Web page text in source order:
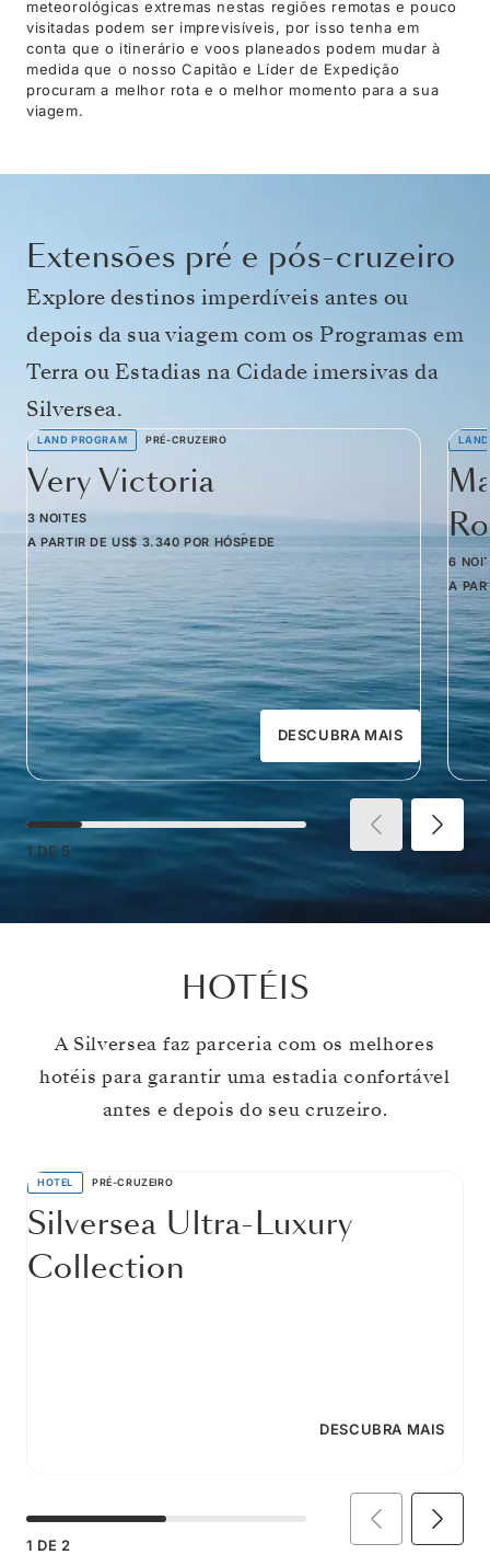
meteorológicas extremas nestas regiões remotas e pouco
visitadas podem ser imprevisíveis, por isso tenha em
conta que o itinerário e voos planeados podem mudar à
medida que o nosso Capitão e Líder de Expedição
procuram a melhor rota e o melhor momento para a sua
viagem.
Extensões pré e pós-cruzeiro
Explore destinos imperdíveis antes ou
depois da sua viagem com os Programas em
Terra ou Estadias na Cidade imersivas da
Silversea.
LAND PROGRAM PRÉ-CRUZEIRO
Very Victoria
3 NOITES
A PARTIR DE US$ 3.340 POR HÓSPEDE
DESCUBRA MAIS
6
A
1 DE 5
HOTÉIS
A Silversea faz parceria com os melhores
hotéis para garantir uma estadia confortável
antes e depois do seu cruzeiro.
HOTEL PRÉ-CRUZEIRO
Silversea Ultra-Luxury
Collection
DESCUBRA MAIS
1 DE 2